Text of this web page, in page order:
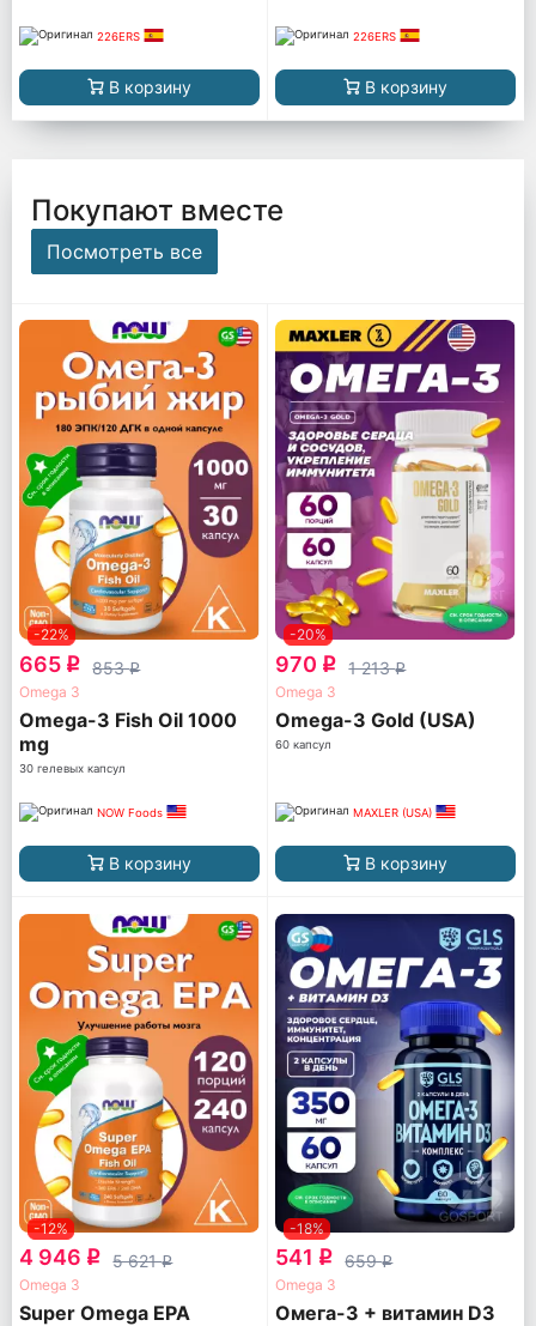
226ERS
В корзину
226ERS
В корзину
Покупают вместе
Посмотреть все
-22%
665 q 853q
Omega 3
Omega-3 Fish Oil 1000
mg
30 гелевых капсул
NOW Foods
В корзину
-20%
970 q 1 213q
Omega 3
Omega-3 Gold (USA)
60 капсул
MAXLER (USA)
В корзину
-12%
4 946 q 5 621q
Omega 3
Super Omega EPA
-18%
541 q 659q
Omega 3
Омега-3 + витамин D3